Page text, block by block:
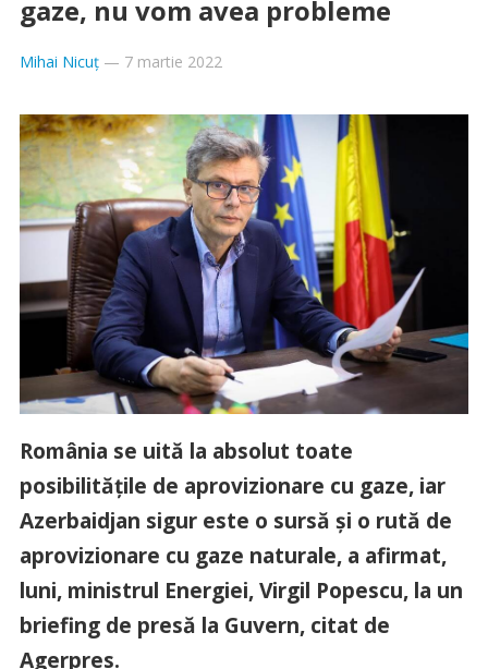
gaze, nu vom avea probleme
Mihai Nicuț— 7 martie 2022
România se uită la absolut toate
posibilităţile de aprovizionare cu gaze, iar
Azerbaidjan sigur este o sursă şi o rută de
aprovizionare cu gaze naturale, a afirmat,
luni, ministrul Energiei, Virgil Popescu, la un
briefing de presă la Guvern, citat de
Agerpres.